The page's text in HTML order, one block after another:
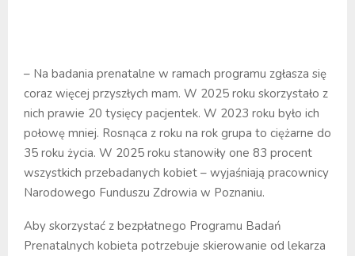
– Na badania prenatalne w ramach programu zgłasza się
coraz więcej przyszłych mam. W 2025 roku skorzystało z
nich prawie 20 tysięcy pacjentek. W 2023 roku było ich
połowę mniej. Rosnąca z roku na rok grupa to ciężarne do
35 roku życia. W 2025 roku stanowiły one 83 procent
wszystkich przebadanych kobiet – wyjaśniają pracownicy
Narodowego Funduszu Zdrowia w Poznaniu.
Aby skorzystać z bezpłatnego Programu Badań
Prenatalnych kobieta potrzebuje skierowanie od lekarza